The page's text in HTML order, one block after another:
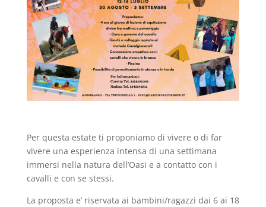
Per questa estate ti proponiamo di vivere o di far
vivere una esperienza intensa di una settimana
immersi nella natura dell’Oasi e a contatto con i
cavalli e con se stessi.
La proposta e’ riservata ai bambini/ragazzi dai 6 ai 18